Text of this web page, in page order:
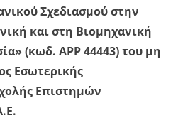
Σχεδιασμού στην
και στη Βιομηχανική
(κωδ. ΑΡΡ 44443) του μη
Εσωτερικής
Επιστημών